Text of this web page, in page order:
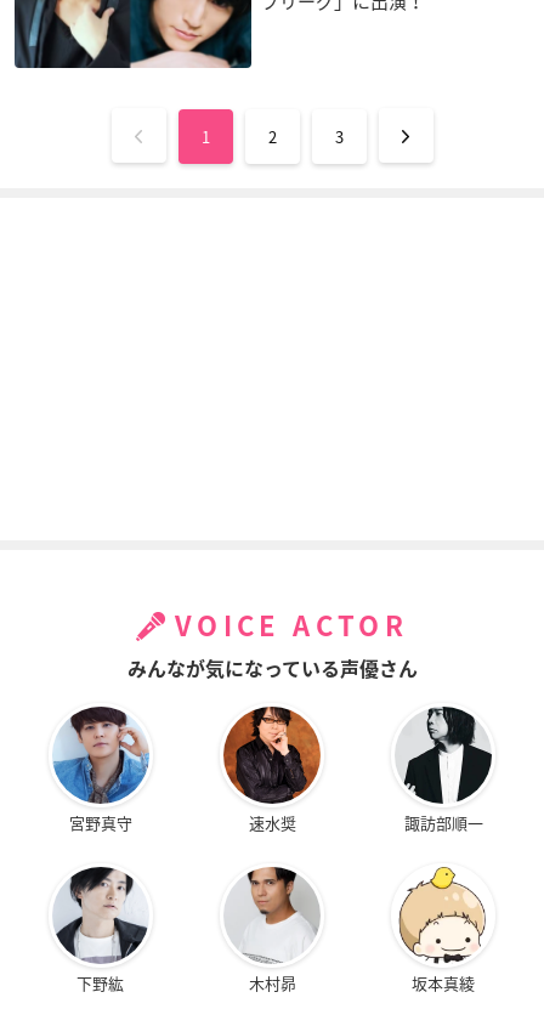
1 2 3
VOICE ACTOR
みんなが気になっている声優さん
宮野真守 速水奨 諏訪部順一
下野紘 木村昴 坂本真綾